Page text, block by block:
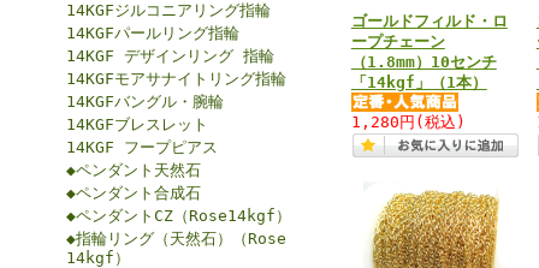
14KGFジルコニアリング指輪
14KGFパールリング指輪
14KGF デザインリング 指輪
14KGFモアサナイトリング指輪
14KGFバングル・腕輪
14KGFブレスレット
14KGF フープピアス
◆ペンダント天然石
◆ペンダント合成石
◆ペンダントCZ（Rose14kgf）
◆指輪リング（天然石）（Rose
14kgf）
ゴールドフィルド・ロ
ープチェーン
（1.8mm）10センチ
「14kgf」（1本）
1,280円 (税込)